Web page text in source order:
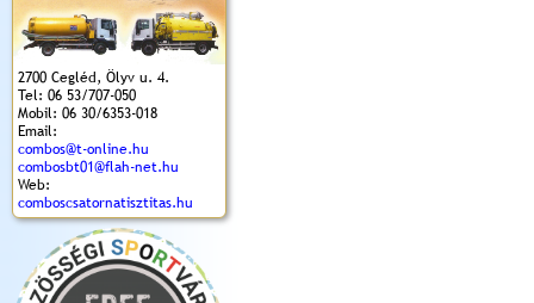
2700 Cegléd, Ölyv u. 4.
Tel: 06 53/707-050
Mobil: 06 30/6353-018
Email:
combos@t-online.hu
combosbt01@flah-net.hu
Web:
comboscsatornatisztitas.hu